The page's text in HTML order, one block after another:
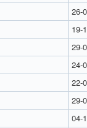
26-
19-
29-
24-
22-
29-
04-